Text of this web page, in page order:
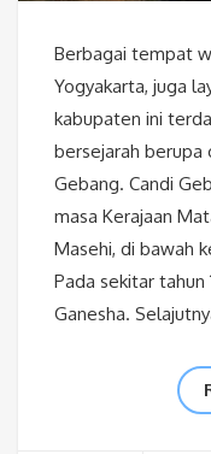
Berbagai tempat
Yogyakarta, juga
kabupaten ini
bersejarah berupa
Gebang. Candi
masa Kerajaan
Masehi, di bawah
Pada sekitar
Ganesha.